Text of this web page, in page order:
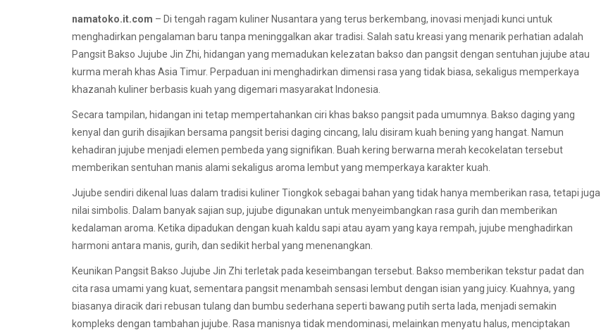
namatoko.it.com – Di tengah ragam kuliner Nusantara yang terus berkembang, inovasi menjadi kunci untuk
menghadirkan pengalaman baru tanpa meninggalkan akar tradisi. Salah satu kreasi yang menarik perhatian adalah
Pangsit Bakso Jujube Jin Zhi, hidangan yang memadukan kelezatan bakso dan pangsit dengan sentuhan jujube atau
kurma merah khas Asia Timur. Perpaduan ini menghadirkan dimensi rasa yang tidak biasa, sekaligus memperkaya
khazanah kuliner berbasis kuah yang digemari masyarakat Indonesia.
Secara tampilan, hidangan ini tetap mempertahankan ciri khas bakso pangsit pada umumnya. Bakso daging yang
kenyal dan gurih disajikan bersama pangsit berisi daging cincang, lalu disiram kuah bening yang hangat. Namun
kehadiran jujube menjadi elemen pembeda yang signifikan. Buah kering berwarna merah kecokelatan tersebut
memberikan sentuhan manis alami sekaligus aroma lembut yang memperkaya karakter kuah.
Jujube sendiri dikenal luas dalam tradisi kuliner Tiongkok sebagai bahan yang tidak hanya memberikan rasa, tetapi juga
nilai simbolis. Dalam banyak sajian sup, jujube digunakan untuk menyeimbangkan rasa gurih dan memberikan
kedalaman aroma. Ketika dipadukan dengan kuah kaldu sapi atau ayam yang kaya rempah, jujube menghadirkan
harmoni antara manis, gurih, dan sedikit herbal yang menenangkan.
Keunikan Pangsit Bakso Jujube Jin Zhi terletak pada keseimbangan tersebut. Bakso memberikan tekstur padat dan
cita rasa umami yang kuat, sementara pangsit menambah sensasi lembut dengan isian yang juicy. Kuahnya, yang
biasanya diracik dari rebusan tulang dan bumbu sederhana seperti bawang putih serta lada, menjadi semakin
kompleks dengan tambahan jujube. Rasa manisnya tidak mendominasi, melainkan menyatu halus, menciptakan